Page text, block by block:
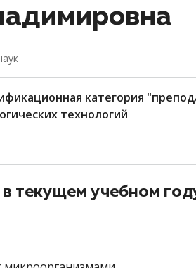
технологий
текущем учебном